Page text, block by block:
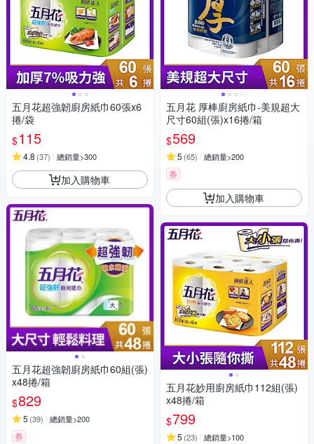
五月花超強韌廚房紙巾60張x6
捲/袋
$115
4.8 (37) 總銷量>300
加入購物車
五月花超強韌廚房紙巾60組(張)
x48捲/箱
$829
5 (39) 總銷量>200
券
五月花 厚棒廚房紙巾-美規超大
尺寸60組(張)x16捲/箱
$569
5 (65) 總銷量>200
券
加入購物車
五月花妙用廚房紙巾112組(張)
x48捲/箱
$799
5 (23) 總銷量>100